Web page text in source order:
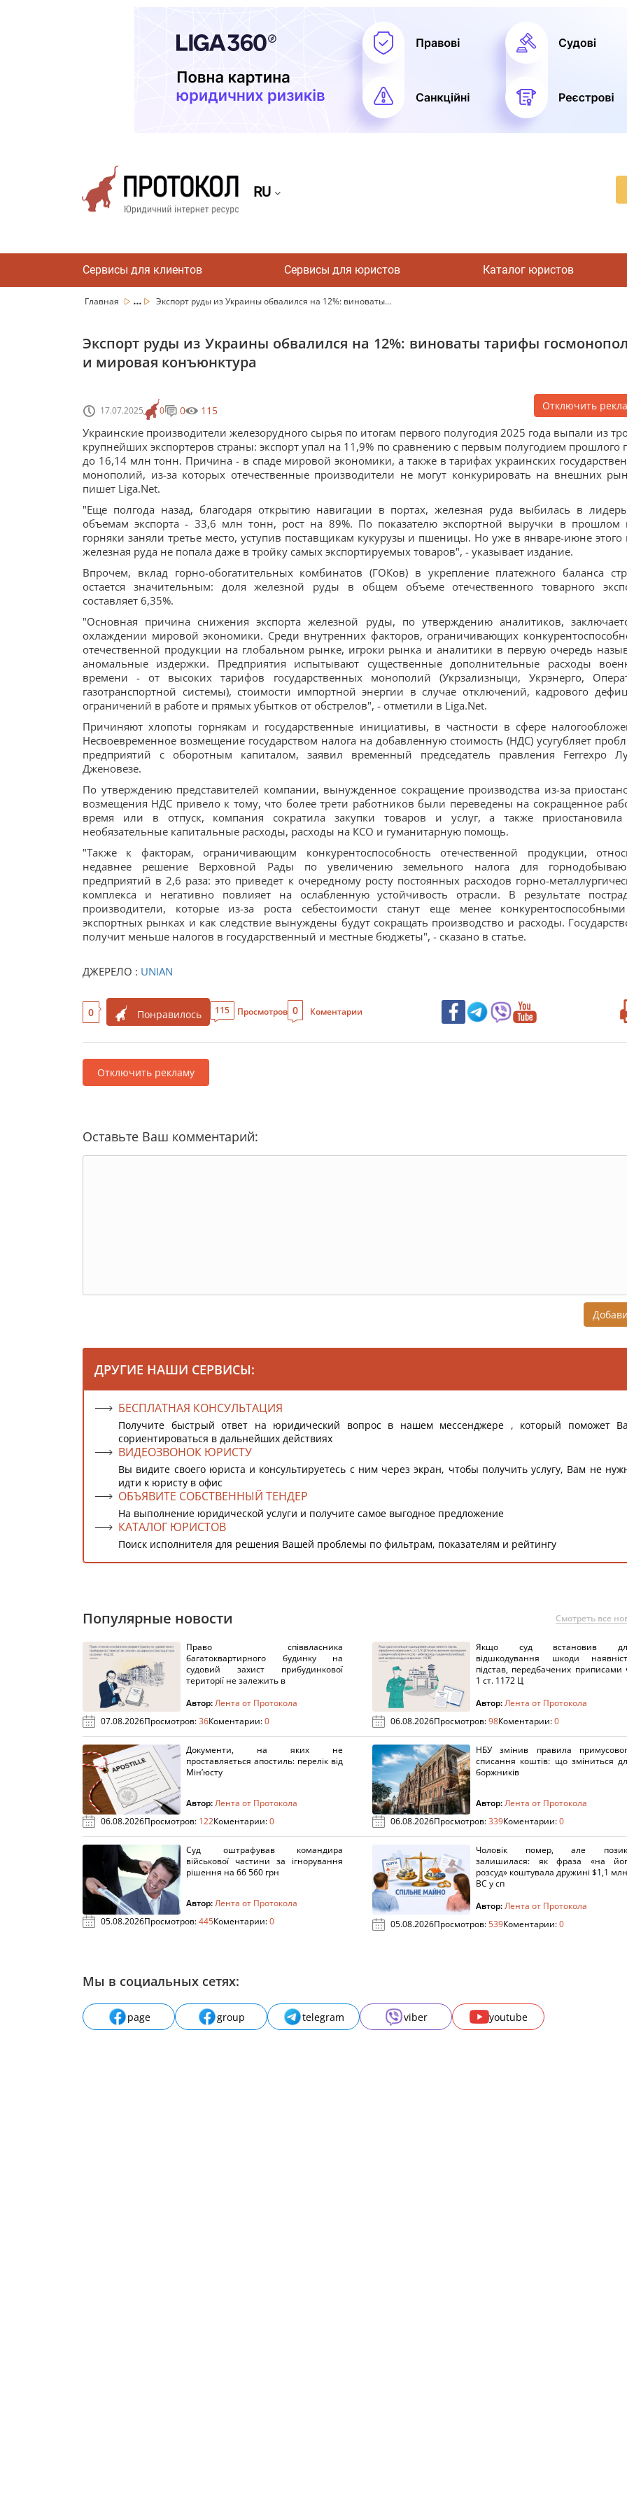
RU
Сервисы для клиентов Сервисы для юристов Каталог юристов
Главная ... Экспорт руды из Украины обвалился на 12%: виноваты...
Экспорт руды из Украины обвалился на 12%: виноваты тарифы
и мировая конъюнктура
17.07.2025 0 0 115 Отключить
Украинские производители железорудного сырья по итогам первого полугодия 2025 года выпали из
крупнейших экспортеров страны: экспорт упал на 11,9% по сравнению с первым полугодием прошлого
до 16,14 млн тонн. Причина - в спаде мировой экономики, а также в тарифах украинских
монополий, из-за которых отечественные производители не могут конкурировать на внешних
пишет Liga.Net.
"Еще полгода назад, благодаря открытию навигации в портах, железная руда выбилась в
объемам экспорта - 33,6 млн тонн, рост на 89%. По показателю экспортной выручки в прошлом
горняки заняли третье место, уступив поставщикам кукурузы и пшеницы. Но уже в январе-июне этого
железная руда не попала даже в тройку самых экспортируемых товаров", - указывает издание.
Впрочем, вклад горно-обогатительных комбинатов (ГОКов) в укрепление платежного баланса
остается значительным: доля железной руды в общем объеме отечественного товарного
составляет 6,35%.
"Основная причина снижения экспорта железной руды, по утверждению аналитиков,
охлаждении мировой экономики. Среди внутренних факторов, ограничивающих
отечественной продукции на глобальном рынке, игроки рынка и аналитики в первую очередь
аномальные издержки. Предприятия испытывают существенные дополнительные расходы
времени - от высоких тарифов государственных монополий (Укрзализныци, Укрэнерго,
газотранспортной системы), стоимости импортной энергии в случае отключений, кадрового
ограничений в работе и прямых убытков от обстрелов", - отметили в Liga.Net.
Причиняют хлопоты горнякам и государственные инициативы, в частности в сфере
Несвоевременное возмещение государством налога на добавленную стоимость (НДС) усугубляет
предприятий с оборотным капиталом, заявил временный председатель правления Ferrexpo
Дженовезе.
По утверждению представителей компании, вынужденное сокращение производства из-за
возмещения НДС привело к тому, что более трети работников были переведены на сокращенное
время или в отпуск, компания сократила закупки товаров и услуг, а также приостановила
необязательные капитальные расходы, расходы на КСО и гуманитарную помощь.
"Также к факторам, ограничивающим конкурентоспособность отечественной продукции,
недавнее решение Верховной Рады по увеличению земельного налога для
предприятий в 2,6 раза: это приведет к очередному росту постоянных расходов горно-
комплекса и негативно повлияет на ослабленную устойчивость отрасли. В результате
производители, которые из-за роста себестоимости станут еще менее
экспортных рынках и как следствие вынуждены будут сокращать производство и расходы.
получит меньше налогов в государственный и местные бюджеты", - сказано в статье.
ДЖЕРЕЛО : UNIAN
0 Понравилось 115 Просмотров 0 Коментарии
Отключить рекламу
Оставьте Ваш комментарий:
ДРУГИЕ НАШИ СЕРВИСЫ:
БЕСПЛАТНАЯ КОНСУЛЬТАЦИЯ
Получите быстрый ответ на юридический вопрос в нашем мессенджере , который поможет
сориентироваться в дальнейших действиях
ВИДЕОЗВОНОК ЮРИСТУ
Вы видите своего юриста и консультируетесь с ним через экран, чтобы получить услугу, Вам не
идти к юристу в офис
ОБЪЯВИТЕ СОБСТВЕННЫЙ ТЕНДЕР
На выполнение юридической услуги и получите самое выгодное предложение
КАТАЛОГ ЮРИСТОВ
Поиск исполнителя для решения Вашей проблемы по фильтрам, показателям и рейтингу
Популярные новости Смотреть все
Право співвласника
багатоквартирного будинку на
судовий захист прибудинкової
території не залежить в
Автор:Лента от Протокола
07.08.2026Просмотров:36Коментарии:0
Якщо суд встановив
відшкодування шкоди
підстав, передбачених приписами
1 ст. 1172 Ц
Автор:Лента от Протокола
06.08.2026Просмотров:98Коментарии:0
Документи, на яких не
проставляється апостиль: перелік від
Мін’юсту
Автор:Лента от Протокола
06.08.2026Просмотров: 122Коментарии:0
НБУ змінив правила
списання коштів: що зміниться
боржників
Автор:Лента от Протокола
06.08.2026Просмотров:339Коментарии:0
Суд оштрафував командира
військової частини за ігнорування
рішення на 66 560 грн
Автор:Лента от Протокола
05.08.2026Просмотров:445Коментарии:0
Чоловік помер, але
залишилася: як фраза «на
розсуд» коштувала дружині $1,1
ВС у сп
Автор:Лента от Протокола
05.08.2026Просмотров:539Коментарии:0
Мы в социальных сетях:
page group telegram viber youtube